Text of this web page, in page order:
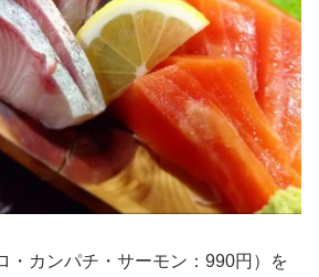
・カンパチ・サーモン：990円）を